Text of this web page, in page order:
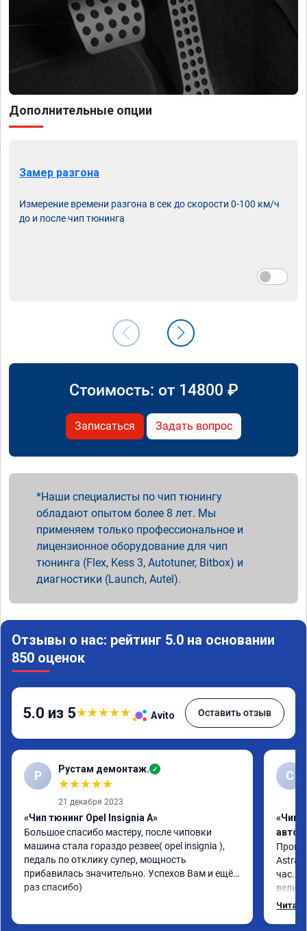
Дополнительные опции
Замер разгона
Измерение времени разгона в сек до скорости 0-100 км/ч
до и после чип тюнинга
Стоимость: от 14800 ₽
Записаться Задать вопрос
Наши специалисты по чип тюнингу
обладают опытом более 8 лет. Мы
применяем только профессиональное и
лицензионное оборудование для чип
тюнинга (Flex, Kess 3, Autotuner, Bitbox) и
диагностики (Launch, Autel).
Отзывы о нас: рейтинг 5.0 на основании
850 оценок
5.0 из 5★★★★★ Avito Оставить отзыв
Р Рустам демонтаж. ✓
★★★★★
21 декабря 2023
«Чип тюнинг Opel Insignia A»
Большое спасибо мастеру, после чиповки
машина стала гораздо резвее( opel insignia ),
педаль по отклику супер, мощность
прибавилась значительно. Успехов Вам и ещё
раз спасибо)
С
«Чип
Astra
час.